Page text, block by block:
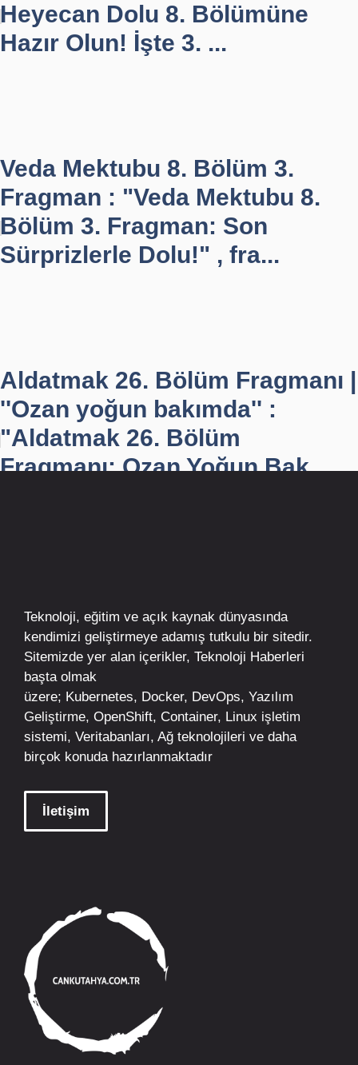
Heyecan Dolu 8. Bölümüne
Hazır Olun! İşte 3. ...
Veda Mektubu 8. Bölüm 3.
Fragman : "Veda Mektubu 8.
Bölüm 3. Fragman: Son
Sürprizlerle Dolu!" , fra...
Aldatmak 26. Bölüm Fragmanı |
''Ozan yoğun bakımda'' :
"Aldatmak 26. Bölüm
Fragmanı: Ozan Yoğun Bak...
Teknoloji, eğitim ve açık kaynak dünyasında
kendimizi geliştirmeye adamış tutkulu bir sitedir.
Sitemizde yer alan içerikler, Teknoloji Haberleri
başta olmak
üzere; Kubernetes, Docker, DevOps, Yazılım
Geliştirme, OpenShift, Container, Linux işletim
sistemi, Veritabanları, Ağ teknolojileri ve daha
birçok konuda hazırlanmaktadır
İletişim